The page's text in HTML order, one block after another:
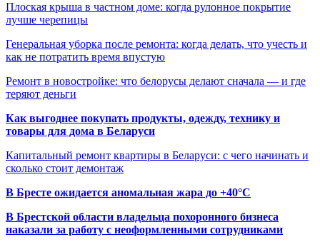
Плоская крыша в частном доме: когда рулонное покрытие
лучше черепицы
Генеральная уборка после ремонта: когда делать, что учесть и
как не потратить время впустую
Ремонт в новостройке: что белорусы делают сначала — и где
теряют деньги
Как выгоднее покупать продукты, одежду, технику и
товары для дома в Беларуси
Капитальный ремонт квартиры в Беларуси: с чего начинать и
сколько стоит демонтаж
В Бресте ожидается аномальная жара до +40°C
В Брестской области владельца похоронного бизнеса
наказали за работу с неоформленными сотрудниками